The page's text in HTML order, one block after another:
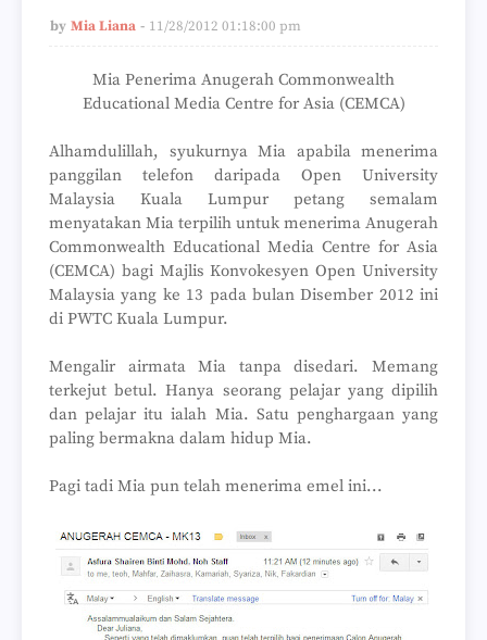
by Mia Liana 11/28/2012 01:18:00 pm
Mia Penerima Anugerah Commonwealth
Educational Media Centre for Asia (CEMCA)
Alhamdulillah, syukurnya Mia apabila menerima
panggilan telefon daripada Open University
Malaysia Kuala Lumpur petang semalam
menyatakan Mia terpilih untuk menerima Anugerah
Commonwealth Educational Media Centre for Asia
(CEMCA) bagi Majlis Konvokesyen Open University
Malaysia yang ke 13 pada bulan Disember 2012 ini
di PWTC Kuala Lumpur.
Mengalir airmata Mia tanpa disedari. Memang
terkejut betul. Hanya seorang pelajar yang dipilih
dan pelajar itu ialah Mia. Satu penghargaan yang
paling bermakna dalam hidup Mia.
Pagi tadi Mia pun telah menerima emel ini...